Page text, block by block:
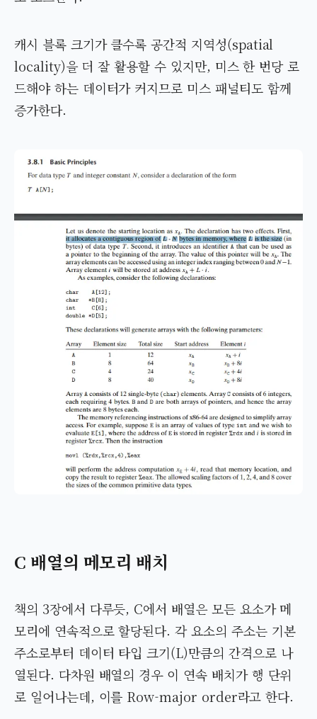
캐시 블록 크기가 클수록 공간적 지역성(spatial
locality)을 더 잘 활용할 수 있지만, 미스 한 번당 로
드해야 하는 데이터가 커지므로 미스 패널티도 함께
증가한다.
C 배열의 메모리 배치
책의 3장에서 다루듯, C에서 배열은 모든 요소가 메
모리에 연속적으로 할당된다. 각 요소의 주소는 기본
주소로부터 데이터 타입 크기(L)만큼의 간격으로 나
열된다. 다차원 배열의 경우 이 연속 배치가 행 단위
로 일어나는데, 이를 Row-major order라고 한다.